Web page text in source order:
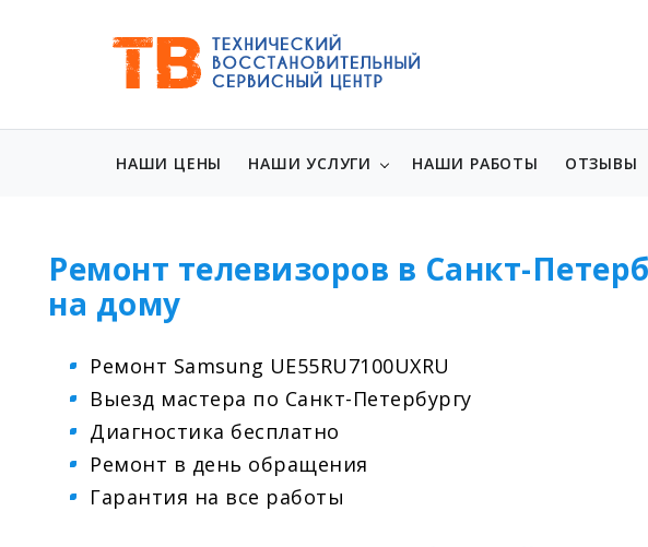
НАШИ ЦЕНЫ НАШИ УСЛУГИ НАШИ РАБОТЫ ОТЗЫВЫ
Ремонт телевизоров в Санкт-
на дому
Ремонт Samsung UE55RU7100UXRU
Выезд мастера по Санкт-Петербургу
Диагностика бесплатно
Ремонт в день обращения
Гарантия на все работы